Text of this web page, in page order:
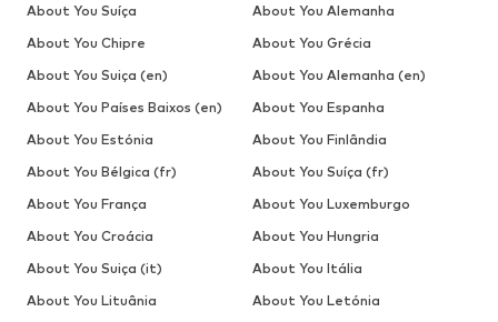
About You Suíça
About You Alemanha
About You Chipre
About You Grécia
About You Suiça (en)
About You Alemanha (en)
About You Países Baixos (en)
About You Espanha
About You Estónia
About You Finlândia
About You Bélgica (fr)
About You Suíça (fr)
About You França
About You Luxemburgo
About You Croácia
About You Hungria
About You Suiça (it)
About You Itália
About You Lituânia
About You Letónia